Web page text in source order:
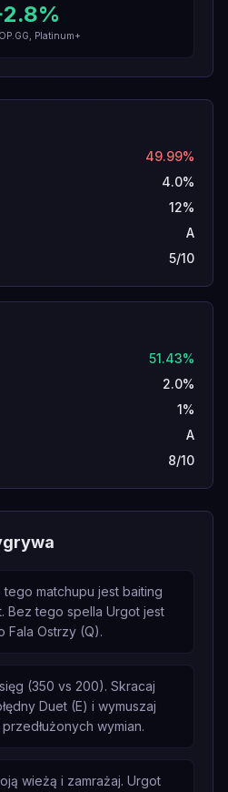
2.8%
Platinum+
49.99%
4.0%
12%
A
5/10
51.43%
2.0%
1%
A
8/10
matchupu jest baiting
Bez tego spella Urgot jest
Ostrzy (Q).
(350 vs 200). Skracaj
Duet (E) i wymuszaj
wymian.
wieżą i zamrażaj. Urgot